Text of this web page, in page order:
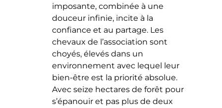
imposante, combinée à une
douceur infinie, incite à la
confiance et au partage. Les
chevaux de l’association sont
choyés, élevés dans un
environnement avec lequel leur
bien-être est la priorité absolue.
Avec seize hectares de forêt pour
s’épanouir et pas plus de deux